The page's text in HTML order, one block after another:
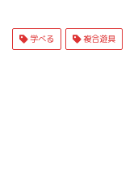
学べる 複合遊具